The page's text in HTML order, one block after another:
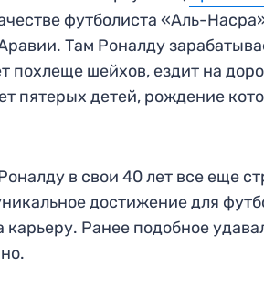
футболиста «Аль-
Там Роналду
похлеще шейхов, ездит на
пятерых детей, рождение
в свои 40 лет все еще
достижение для
карьеру. Ранее подобное